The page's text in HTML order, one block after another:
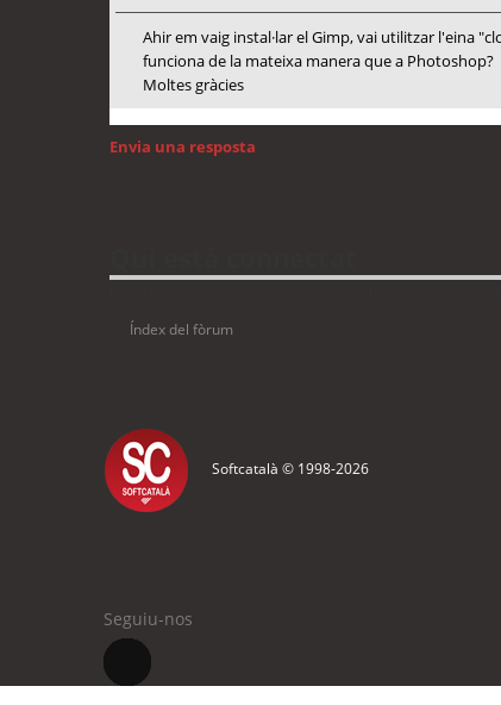
Ahir em vaig instal·lar el Gimp, vai utilitzar l'eina
funciona de la mateixa manera que a Photoshop?
Moltes gràcies
Envia una resposta
Índex del fòrum
Softcatalà © 1998-2026
Seguiu-nos